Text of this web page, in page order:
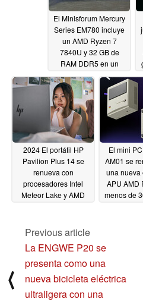
El Minisforum Mercury
Series EM780 incluye
un AMD Ryzen 7
7840U y 32 GB de
RAM DDR5 en un
chasis de 1/4 L
03/23/2024
2024 El portátil HP
Pavilion Plus 14 se
renueva con
procesadores Intel
Meteor Lake y AMD
El mini
AM01 se
una nueva
APU AMD
menos de
⟨
Previous article
La ENGWE P20 se
presenta como una
nueva bicicleta eléctrica
ultraligera con una